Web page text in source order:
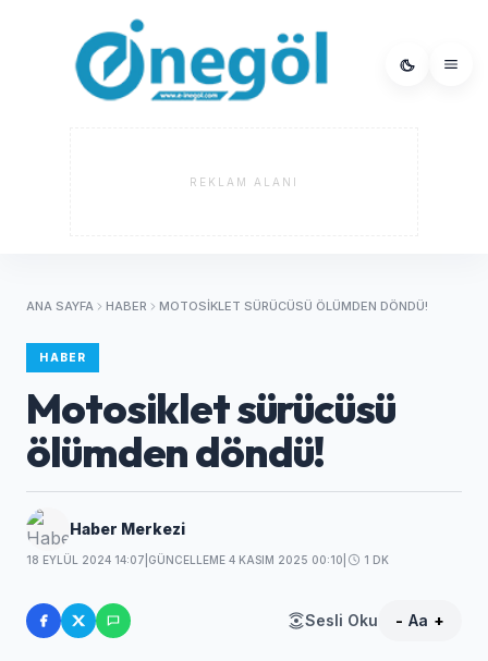
REKLAM ALANI
ANA SAYFA HABER MOTOSIKLET SÜRÜCÜSÜ ÖLÜMDEN DÖNDÜ!
HABER
Motosiklet sürücüsü
ölümden döndü!
Haber Merkezi
18 EYLÜL 2024 14:07 GÜNCELLEME 4 KASIM 2025 00:10 1 DK
Sesli Oku - Aa +